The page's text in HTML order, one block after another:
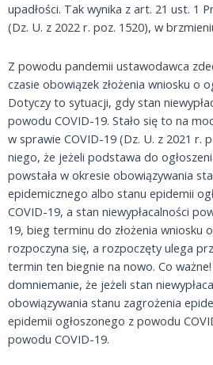
upadłości. Tak wynika z art. 21 ust. 1
(Dz. U. z 2022 r. poz. 1520), w
Z powodu pandemii ustawodawca
czasie obowiązek złożenia wniosku o
Dotyczy to sytuacji, gdy stan
powodu COVID-19. Stało się to na
w sprawie COVID-19 (Dz. U. z 2021 r.
niego, że jeżeli podstawa do
powstała w okresie obowiązywania
epidemicznego albo stanu epidemii
COVID-19, a stan niewypłacalności
19, bieg terminu do złożenia wniosku
rozpoczyna się, a rozpoczęty ulega
termin ten biegnie na nowo. Co
domniemanie, że jeżeli stan
obowiązywania stanu zagrożenia
epidemii ogłoszonego z powodu
powodu COVID-19.